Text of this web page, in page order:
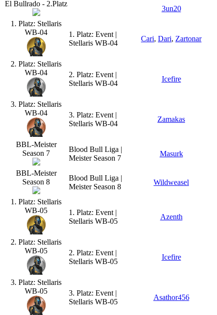
El Bullrado - 2.Platz
3un20
1. Platz: Stellaris
WB-04
1. Platz: Event |
Stellaris WB-04
Cari, Dari, Zartonar
2. Platz: Stellaris
WB-04
2. Platz: Event |
Stellaris WB-04
Icefire
3. Platz: Stellaris
WB-04
3. Platz: Event |
Stellaris WB-04
Zamakas
BBL-Meister
Season 7
Blood Bull Liga |
Meister Season 7
Masurk
BBL-Meister
Season 8
Blood Bull Liga |
Meister Season 8
Wildweasel
1. Platz: Stellaris
WB-05
1. Platz: Event |
Stellaris WB-05
Azenth
2. Platz: Stellaris
WB-05
2. Platz: Event |
Stellaris WB-05
Icefire
3. Platz: Stellaris
WB-05
3. Platz: Event |
Stellaris WB-05
Asathor456